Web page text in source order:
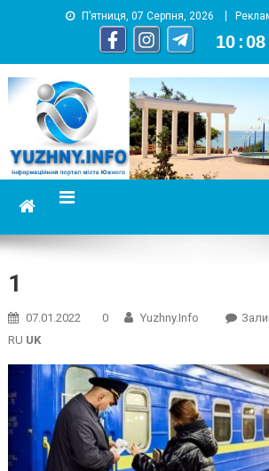
П’ятниця, 07 Серпня, 2026
10 :08
информационный портал города
1
07.01.2022 0 Yuzhny.info
RU UK